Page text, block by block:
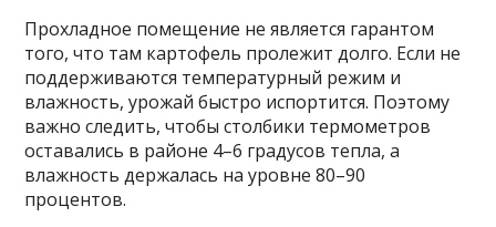
Прохладное помещение не является гарантом
того, что там картофель пролежит долго. Если не
поддерживаются температурный режим и
влажность, урожай быстро испортится. Поэтому
важно следить, чтобы столбики термометров
оставались в районе 4–6 градусов тепла, а
влажность держалась на уровне 80–90
процентов.